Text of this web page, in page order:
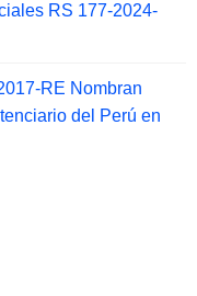
RS 177-2024-
RE Nombran
del Perú en